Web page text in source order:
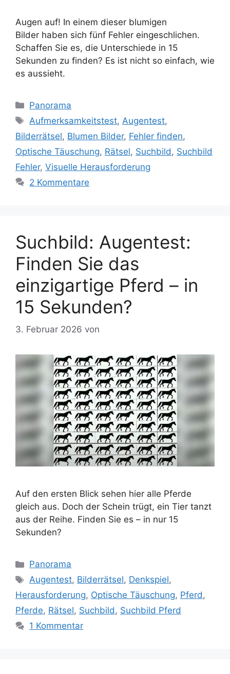
Augen auf! In einem dieser blumigen
Bilder haben sich fünf Fehler eingeschlichen.
Schaffen Sie es, die Unterschiede in 15
Sekunden zu finden? Es ist nicht so einfach, wie
es aussieht.
Kategorien
Panorama
Schlagwörter
Aufmerksamkeitstest, Augentest,
Bilderrätsel, Blumen Bilder, Fehler finden,
Optische Täuschung, Rätsel, Suchbild , Suchbild
Fehler, Visuelle Herausforderung
2 Kommentare
Suchbild: Augentest:
Finden Sie das
einzigartige Pferd – in
15 Sekunden?
3. Februar 2026 von
Auf den ersten Blick sehen hier alle Pferde
gleich aus. Doch der Schein trügt, ein Tier tanzt
aus der Reihe. Finden Sie es – in nur 15
Sekunden?
Kategorien
Panorama
Schlagwörter
Augentest, Bilderrätsel, Denkspiel,
Herausforderung, Optische Täuschung, Pferd,
Pferde, Rätsel, Suchbild, Suchbild Pferd
1 Kommentar